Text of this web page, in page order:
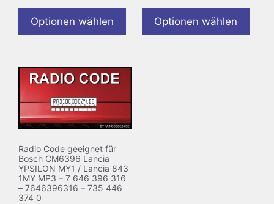
Optionen wählen Optionen wählen
Radio Code geeignet für
Bosch CM6396 Lancia
YPSILON MY1 / Lancia 843
1MY MP3 – 7 646 396 316
– 7646396316 – 735 446
374 0